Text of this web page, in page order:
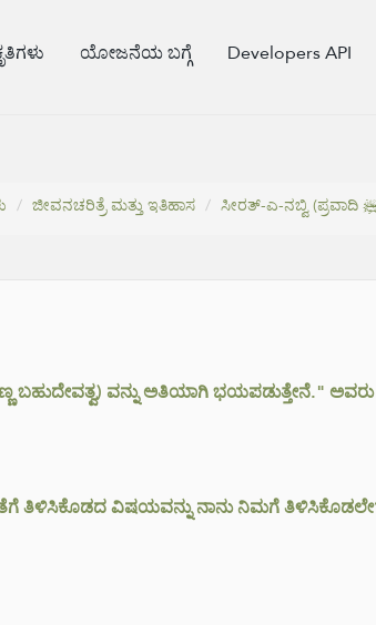
ಯೋಜನೆಯ ಬಗ್ಗೆ Developers API
ಜೀವನಚರಿತ್ರೆ ಮತ್ತು ಇತಿಹಾಸ
ಬಹುದೇವತ್ವ) ವನ್ನು ಅತಿಯಾಗಿ ಭಯಪಡುತ್ತೇನೆ."
ತಿಳಿಸಿಕೊಡದ ವಿಷಯವನ್ನು ನಾನು ನಿಮಗೆ ತಿಳಿಸಿಕೊಡಲೇ?